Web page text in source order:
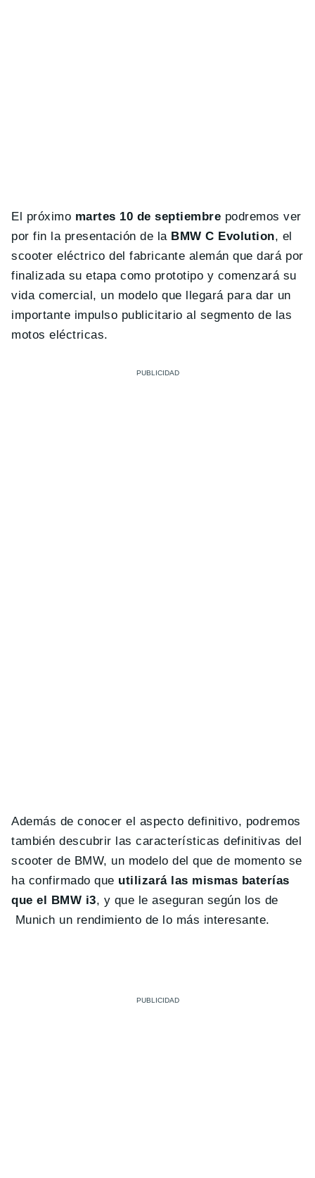
El próximo martes 10 de septiembre podremos ver
por fin la presentación de la BMW C Evolution, el
scooter eléctrico del fabricante alemán que dará por
finalizada su etapa como prototipo y comenzará su
vida comercial, un modelo que llegará para dar un
importante impulso publicitario al segmento de las
motos eléctricas.
Además de conocer el aspecto definitivo, podremos
también descubrir las características definitivas del
scooter de BMW, un modelo del que de momento se
ha confirmado que utilizará las mismas baterías
que el BMW i3, y que le aseguran según los de
Munich un rendimiento de lo más interesante.